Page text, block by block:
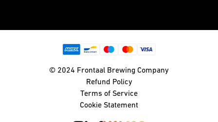
© 2024 Frontaal Brewing Company
Refund Policy
Terms of Service
Cookie Statement